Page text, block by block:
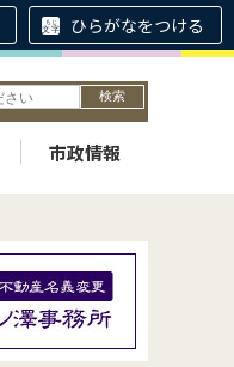
ひらがなをつける
市政情報